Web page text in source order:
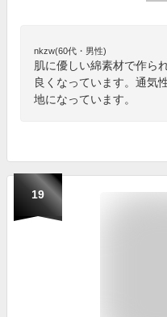
nkzw(60代・男性)
肌に優しい綿素材で作ら
良くなっています。通気
地になっています。
19